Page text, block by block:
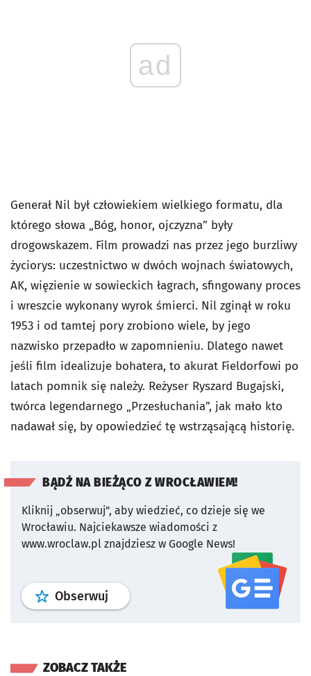
ad
Generał Nil był człowiekiem wielkiego formatu, dla
którego słowa „Bóg, honor, ojczyzna” były
drogowskazem. Film prowadzi nas przez jego burzliwy
życiorys: uczestnictwo w dwóch wojnach światowych,
AK, więzienie w sowieckich łagrach, sfingowany proces
i wreszcie wykonany wyrok śmierci. Nil zginął w roku
1953 i od tamtej pory zrobiono wiele, by jego
nazwisko przepadło w zapomnieniu. Dlatego nawet
jeśli film idealizuje bohatera, to akurat Fieldorfowi po
latach pomnik się należy. Reżyser Ryszard Bugajski,
twórca legendarnego „Przesłuchania”, jak mało kto
nadawał się, by opowiedzieć tę wstrząsającą historię.
BĄDŹ NA BIEŻĄCO Z WROCŁAWIEM!
Kliknij „obserwuj”, aby wiedzieć, co dzieje się we
Wrocławiu. Najciekawsze wiadomości z
www.wroclaw.pl znajdziesz w Google News!
Obserwuj profil serwisu
ZOBACZ TAKŻE